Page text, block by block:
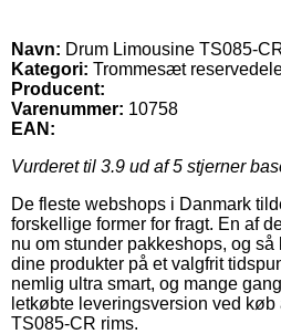
Navn: Drum Limousine TS085-
Kategori: Trommesæt
Producent:
Varenummer: 10758
EAN:
Vurderet til 3.9 ud af 5 stjerner
De fleste webshops i Danmark
forskellige former for fragt. En af
nu om stunder pakkeshops, og
dine produkter på et valgfrit
nemlig ultra smart, og mange
letkøbte leveringsversion ved
TS085-CR rims.